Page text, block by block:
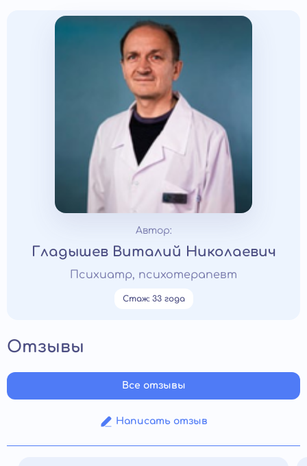
Автор:
Гладышев Виталий Николаевич
Психиатр, психотерапевт
Стаж: 33 года
Отзывы
Написать отзыв
Все отзывы